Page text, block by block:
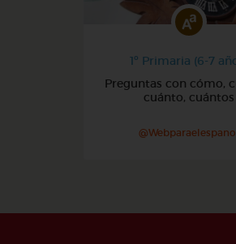
1º Primaria (6-7
Preguntas con cómo,
cuánto, cuántos